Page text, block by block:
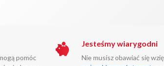
pomóc
Jesteśmy wiarygodni
Nie musisz obawiać się